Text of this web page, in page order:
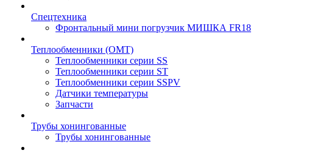
Спецтехника
Фронтальный мини погрузчик МИШКА FR18
Теплообменники (OMT)
Теплообменники серии SS
Теплообменники серии ST
Теплообменники серии SSPV
Датчики температуры
Запчасти
Трубы хонингованные
Трубы хонингованные